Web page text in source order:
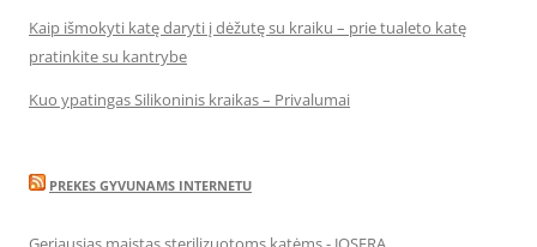
Kaip išmokyti katę daryti į dėžutę su kraiku – prie tualeto katę
pratinkite su kantrybe
Kuo ypatingas Silikoninis kraikas – Privalumai
PREKES GYVUNAMS INTERNETU